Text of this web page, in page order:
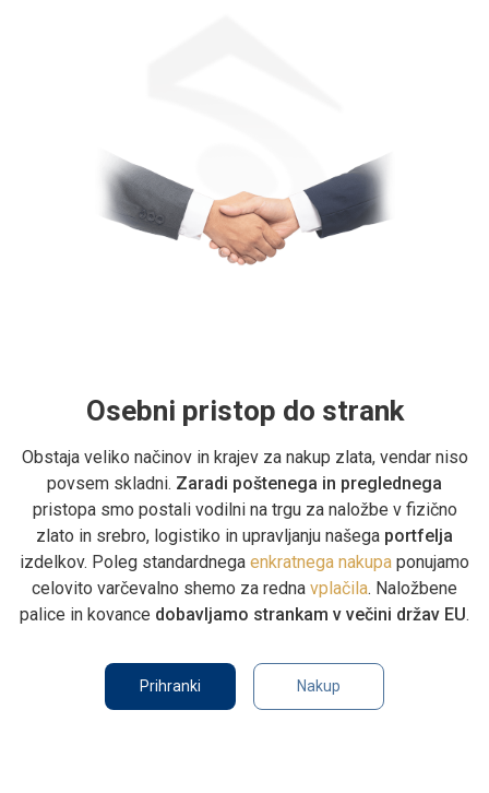
Osebni pristop do strank
Obstaja veliko načinov in krajev za nakup zlata, vendar niso
povsem skladni. Zaradi poštenega in preglednega
pristopa smo postali vodilni na trgu za naložbe v fizično
zlato in srebro, logistiko in upravljanju našega portfelja
izdelkov. Poleg standardnega enkratnega nakupa ponujamo
celovito varčevalno shemo za redna vplačila. Naložbene
palice in kovance dobavljamo strankam v večini držav EU.
Prihranki Nakup